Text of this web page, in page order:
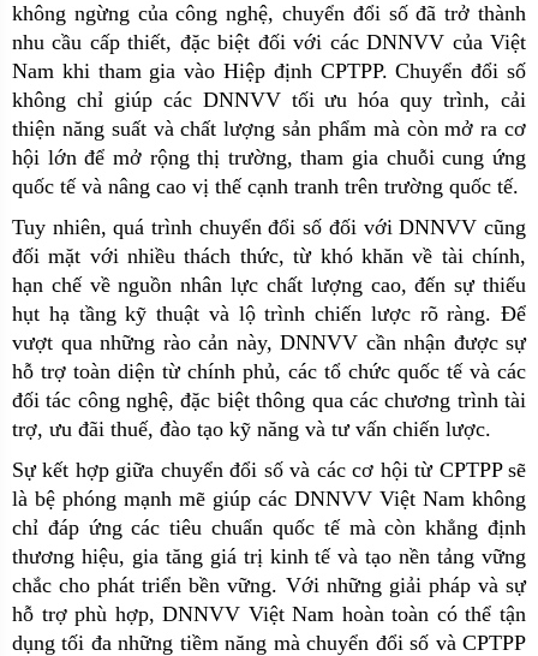
không ngừng của công nghệ, chuyển đổi số đã trở thành
nhu cầu cấp thiết, đặc biệt đối với các DNNVV của Việt
Nam khi tham gia vào Hiệp định CPTPP. Chuyển đổi số
không chỉ giúp các DNNVV tối ưu hóa quy trình, cải
thiện năng suất và chất lượng sản phẩm mà còn mở ra cơ
hội lớn để mở rộng thị trường, tham gia chuỗi cung ứng
quốc tế và nâng cao vị thế cạnh tranh trên trường quốc tế.
Tuy nhiên, quá trình chuyển đổi số đối với DNNVV cũng
đối mặt với nhiều thách thức, từ khó khăn về tài chính,
hạn chế về nguồn nhân lực chất lượng cao, đến sự thiếu
hụt hạ tầng kỹ thuật và lộ trình chiến lược rõ ràng. Để
vượt qua những rào cản này, DNNVV cần nhận được sự
hỗ trợ toàn diện từ chính phủ, các tổ chức quốc tế và các
đối tác công nghệ, đặc biệt thông qua các chương trình tài
trợ, ưu đãi thuế, đào tạo kỹ năng và tư vấn chiến lược.
Sự kết hợp giữa chuyển đổi số và các cơ hội từ CPTPP sẽ
là bệ phóng mạnh mẽ giúp các DNNVV Việt Nam không
chỉ đáp ứng các tiêu chuẩn quốc tế mà còn khẳng định
thương hiệu, gia tăng giá trị kinh tế và tạo nền tảng vững
chắc cho phát triển bền vững. Với những giải pháp và sự
hỗ trợ phù hợp, DNNVV Việt Nam hoàn toàn có thể tận
dụng tối đa những tiềm năng mà chuyển đổi số và CPTPP